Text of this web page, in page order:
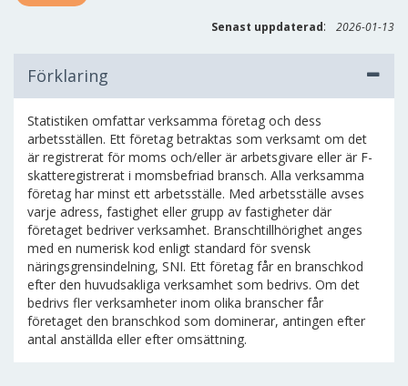
Senast uppdaterad: 2026-01-13
Förklaring
Statistiken omfattar verksamma företag och dess
arbetsställen. Ett företag betraktas som verksamt om det
är registrerat för moms och/eller är arbetsgivare eller är F-
skatteregistrerat i momsbefriad bransch. Alla verksamma
företag har minst ett arbetsställe. Med arbetsställe avses
varje adress, fastighet eller grupp av fastigheter där
företaget bedriver verksamhet. Branschtillhörighet anges
med en numerisk kod enligt standard för svensk
näringsgrensindelning, SNI. Ett företag får en branschkod
efter den huvudsakliga verksamhet som bedrivs. Om det
bedrivs fler verksamheter inom olika branscher får
företaget den branschkod som dominerar, antingen efter
antal anställda eller efter omsättning.